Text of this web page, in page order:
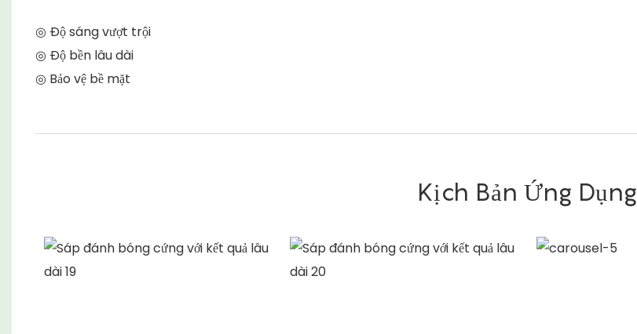
◎ Độ sáng vượt trội
◎ Độ bền lâu dài
◎ Bảo vệ bề mặt
Kịch Bản Ứng Dụng